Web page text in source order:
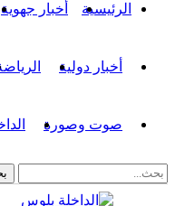
الرئيسية أخبار جهوية
أخبار دولية
صوت وصورة